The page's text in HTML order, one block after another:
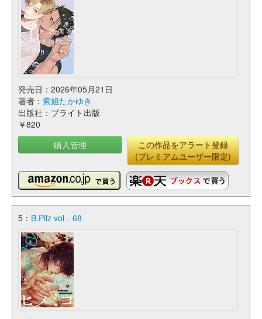
発売日：2026年05月21日
著者： 紫妲たかゆき
出版社：ブライト出版
￥820
購入管理
この作品をアラート登録
(プレミアムユーザー限定)
5： B.Pilz vol．68